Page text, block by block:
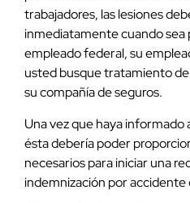
trabajadores, las lesiones
inmediatamente cuando sea
empleado federal, su
usted busque tratamiento
su compañía de seguros.
Una vez que haya informado
ésta debería poder
necesarios para iniciar una
indemnización por accidente